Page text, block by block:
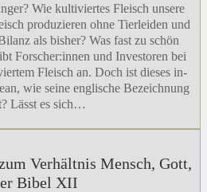
Wie kultiviertes Fleisch unsere
produzieren ohne Tierleiden und
als bisher? Was fast zu schön
Forscher:innen und Investoren bei
Fleisch an. Doch ist dieses in-
wie seine englische Bezeichnung
Lässt es sich…
Verhältnis Mensch, Gott,
Bibel XII